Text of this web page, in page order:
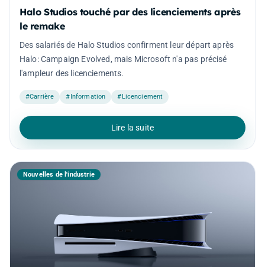
Halo Studios touché par des licenciements après
le remake
Des salariés de Halo Studios confirment leur départ après
Halo: Campaign Evolved, mais Microsoft n'a pas précisé
l'ampleur des licenciements.
#Carrière #Information #Licenciement
Lire la suite
Nouvelles de l'industrie